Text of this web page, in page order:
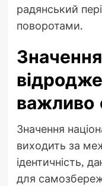
радянський
поворотами.
важливо
Значення
виходить за
ідентичність,
для